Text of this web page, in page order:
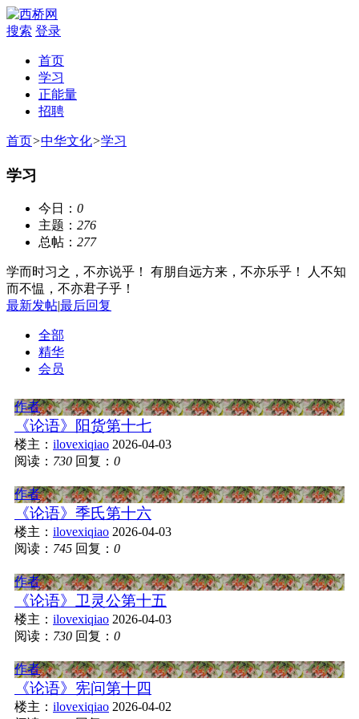
搜索 登录
首页
学习
正能量
招聘
首页>中华文化>学习
学习
今日： 0
主题： 276
总帖： 277
学而时习之，不亦说乎！ 有朋自远方来，不亦乐乎！ 人不知
而不愠，不亦君子乎！
最新发帖|最后回复
全部
精华
会员
作者
《论语》阳货第十七
楼主： ilovexiqiao 2026-04-03
阅读： 730 回复： 0
作者
《论语》季氏第十六
楼主： ilovexiqiao 2026-04-03
阅读： 745 回复： 0
作者
《论语》卫灵公第十五
楼主： ilovexiqiao 2026-04-03
阅读： 730 回复： 0
作者
《论语》宪问第十四
楼主： ilovexiqiao 2026-04-02